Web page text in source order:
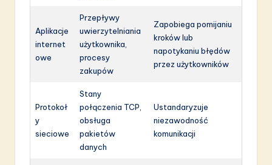
Aplikacje
internet
owe
Przepływy
uwierzytelniania
użytkownika,
procesy
zakupów
Zapobiega pomijaniu
kroków lub
napotykaniu błędów
przez użytkowników
Protokoł
y
sieciowe
Stany
połączenia TCP,
obsługa
pakietów
danych
Ustandaryzuje
niezawodność
komunikacji